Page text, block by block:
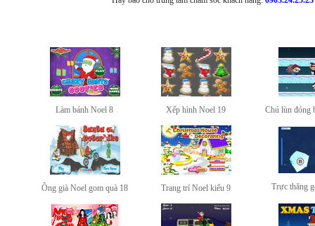
Làm bánh Noel 8 Xếp hình Noel 19 Chú lùn đóng
Ông già Noel gom quà 18 Trang trí Noel kiểu 9 Trực thăng